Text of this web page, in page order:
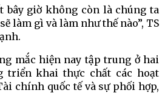
bây giờ không còn là chúng ta
làm gì và làm như thế nào”, TS
mắc hiện nay tập trung ở hai
triển khai thực chất các hoạt
chính quốc tế và sự phối hợp,